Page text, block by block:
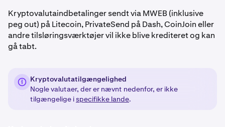
Kryptovalutaindbetalinger sendt via MWEB (inklusive
peg out) på Litecoin, PrivateSend på Dash, CoinJoin eller
andre tilsløringsværktøjer vil ikke blive krediteret og kan
gå tabt.
Kryptovalutatilgængelighed
Nogle valutaer, der er nævnt nedenfor, er ikke
tilgængelige ispecifikke lande.